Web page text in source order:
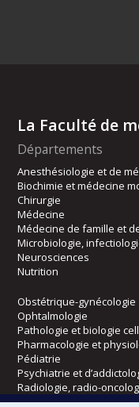
La Faculté de
Départements
Anesthésiologie et de
Biochimie et médecine
Chirurgie
Médecine
Médecine de famille et
Microbiologie,
Neurosciences
Nutrition
Obstétrique-gynécologie
Ophtalmologie
Pathologie et biologie
Pharmacologie et
Pédiatrie
Psychiatrie et
Radiologie, radio-